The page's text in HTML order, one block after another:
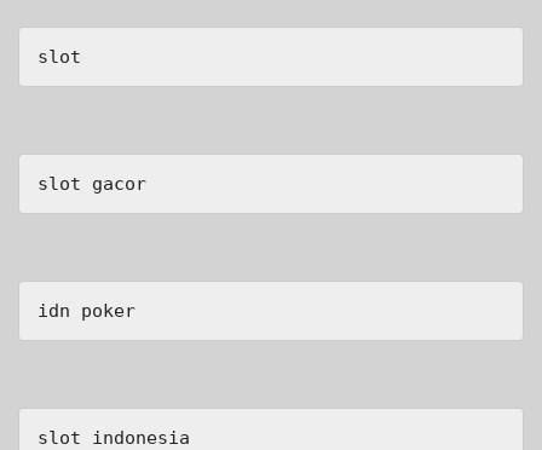
slot
slot gacor
idn poker
slot indonesia